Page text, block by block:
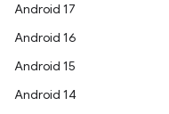
Android 17
Android 16
Android 15
Android 14